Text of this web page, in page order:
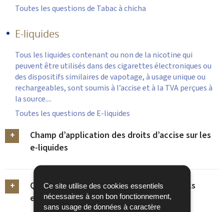
Ce site utilise des cookies essentiels
nécessaires à son bon fonctionnement,
sans usage de données à caractère
Toutes les questions de Tabac à chicha
E-liquides
Tous les liquides contenant ou non de la nicotine qui
peuvent être utilisés dans des cigarettes électroniques ou
des dispositifs similaires de vapotage, à usage unique ou
rechargeables, sont soumis à l’accise et à la TVA perçues à
la source....
Toutes les questions de E-liquides
Champ d’application des droits d’accise sur les
e-liquides
Quand les droits d’accise et la TVA sont-ils
exigibles sur les e-liquides ?